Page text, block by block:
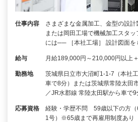
仕事内容
さまざまな金属加工、金型の設
または岡田工場で機械加工スタ
には── ［本社工場］ 設計図面を
給与 月給189,000円～210,000円以上
勤務地
茨城県日立市大沼町1-1-7（本社
車で8分）または茨城県常陸太田
／JR水郡線 常陸太田駅から車で9
応募資格
経験・学歴不問 59歳以下の方（
1号）※65歳まで再雇用制度あり